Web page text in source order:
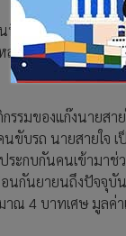
ที่ 4 ต.ค. นายสายใ
ลังจากนั้น นำสร้อยไ
รรมของแก๊งนายสา
ขับรถ นายสายใจ
ระกบกันคนเข้ามา
อนกันยายนถึงปัจจุบั
าณ 4 บาทเศษ มูลค่